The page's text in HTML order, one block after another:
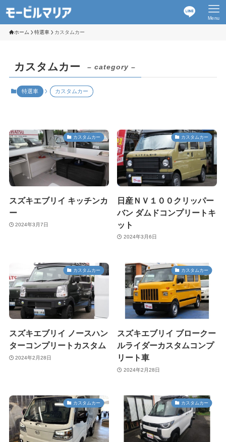
Menu
ホーム 特選車 カスタムカー
カスタムカー – category –
特選車 カスタムカー
カスタムカー
スズキエブリイ キッチンカ
ー
2024年3月7日
カスタムカー
日産ＮＶ１００クリッパー
バン ダムドコンプリートキ
ット
2024年3月6日
カスタムカー
スズキエブリイ ノースハン
ターコンプリートカスタム
2024年2月28日
カスタムカー
スズキエブリイ ブロークー
ルライダーカスタムコンプ
リート車
2024年2月28日
カスタムカー カスタムカー